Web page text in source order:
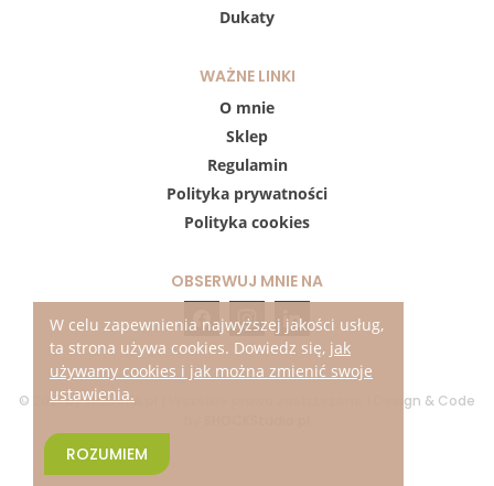
Dukaty
WAŻNE LINKI
O mnie
Sklep
Regulamin
Polityka prywatności
Polityka cookies
OBSERWUJ MNIE NA
© 2021 by KREDUKA.pl | Wszelkie prawa zastrzeżone | Design & Code
W celu zapewnienia najwyższej jakości usług,
ta strona używa cookies. Dowiedz się, jak
używamy cookies i jak można zmienić swoje
ustawienia.
ROZUMIEM